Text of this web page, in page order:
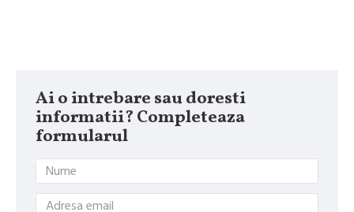
Ai o intrebare sau doresti
informatii? Completeaza
formularul